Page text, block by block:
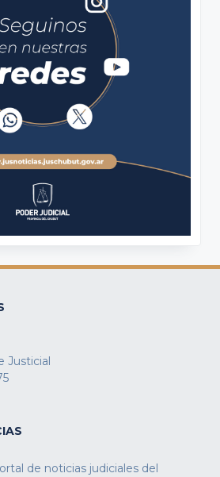
Justicial
de noticias judiciales del